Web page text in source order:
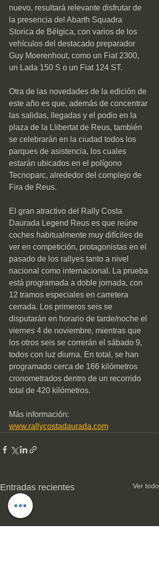
nuevo, resultará relevante disfrutar de
la presencia del Abarth Squadra
Storica de Bélgica, con varios de los
vehículos del destacado preparador
Guy Moerenhout, como un Fiat 2300,
un Lada 150 S o un Fiat 124 ST.
Otra de las novedades de la edición de
este año es que, además de concentrar
las salidas, llegadas y el podio en la
plaza de la Llibertat de Reus, también
se celebrarán en la ciudad todos los
parques de asistencia, los cuales
estarán ubicados en el polígono
Tecnoparc, alrededor del complejo de
Fira de Reus.
El gran atractivo del Rally Costa
Daurada Legend Reus es que reúne
coches habitualmente muy difíciles de
ver en competición, protagonistas en el
pasado de los rallyes tanto a nivel
nacional como internacional. La prueba
está programada a doble jornada, con
12 tramos especiales en carretera
cerrada. Los primeros seis se
disputarán en horario de tarde/noche el
viernes 4 de noviembre, mientras que
los otros seis se correrán el sábado 9,
todos con luz diurna. En total, se han
programado cerca de 166 kilómetros
cronometrados dentro de un recorrido
total de 420 kilómetros.
Más información:
www.rallycostadaurada.com
Entradas recientes Ver todo